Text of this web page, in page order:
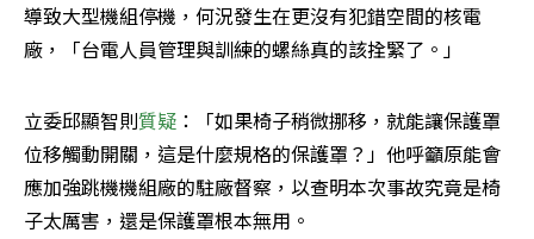
導致大型機組停機，何況發生在更沒有犯錯空間的核電
廠，「台電人員管理與訓練的螺絲真的該拴緊了。」
立委邱顯智則質疑 ：「如果椅子稍微挪移，就能讓保護罩
位移觸動開關，這是什麼規格的保護罩？」他呼籲原能會
應加強跳機機組廠的駐廠督察，以查明本次事故究竟是椅
子太厲害，還是保護罩根本無用。